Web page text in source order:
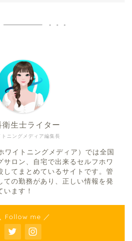
トニングメディア編集長
衛生士ライター
イトニングメディア）では全国
サロン、自宅で出来るセルフホワ
してまとめているサイトです。管
ての勤務があり、正しい情報を発
ます！
Follow me ／